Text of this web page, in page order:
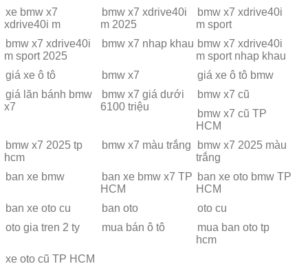
xe bmw x7
xdrive40i m
bmw x7 xdrive40i
m 2025
bmw x7 xdrive40i
m sport
bmw x7 xdrive40i
m sport 2025
bmw x7 nhap khau bmw x7 xdrive40i
m sport nhap khau
giá xe ô tô
bmw x7
giá xe ô tô bmw
giá lăn bánh bmw
x7
bmw x7 giá dưới
6100 triệu
bmw x7 cũ
bmw x7 cũ TP
HCM
bmw x7 2025 tp
hcm
bmw x7 màu trắng
bmw x7 2025 màu
trắng
ban xe bmw
ban xe bmw x7 TP
HCM
ban xe oto bmw TP
HCM
ban xe oto cu
ban oto
oto cu
oto gia tren 2 ty
mua bán ô tô
mua ban oto tp
hcm
xe oto cũ TP HCM